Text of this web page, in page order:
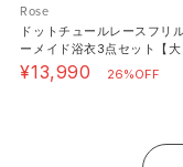
Rose
ドットチュールレースフリ
ーメイド浴衣3点セット【大
いサイズあり】
¥13,990 26%OFF